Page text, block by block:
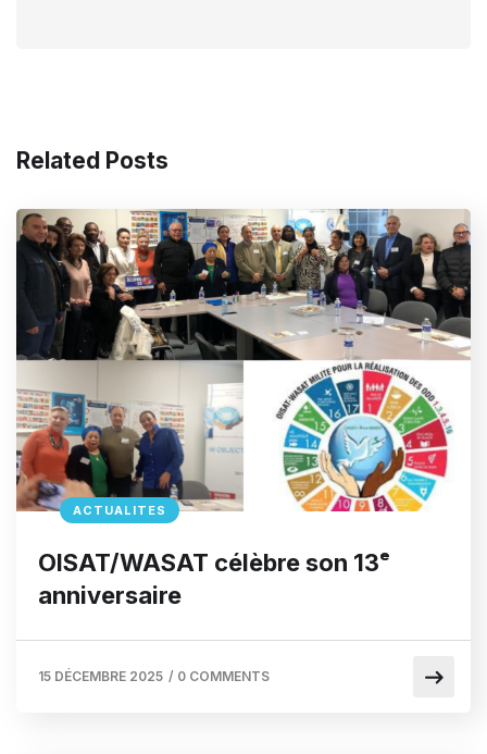
Related Posts
ACTUALITES
OISAT/WASAT célèbre son 13ᵉ
anniversaire
15 DÉCEMBRE 2025 / 0 COMMENTS